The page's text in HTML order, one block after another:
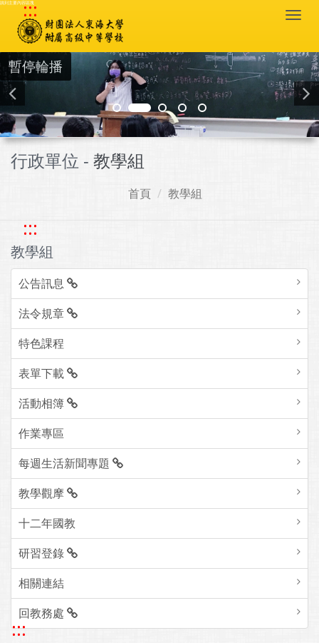
跳到主要內容區塊
:::
暫停輪播
行政單位 - 教學組
首頁 教學組
:::
教學組
公告訊息
法令規章
特色課程
表單下載
活動相簿
作業專區
每週生活新聞專題
教學觀摩
十二年國教
研習登錄
相關連結
回教務處
:::